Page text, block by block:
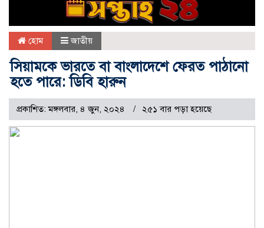
হোম জাতীয়
সিয়ামকে ভারতে বা বাংলাদেশে ফেরত পাঠানো
হতে পারে: ডিবি হারুন
প্রকাশিত: মঙ্গলবার, ৪ জুন, ২০২৪ ২৫১ বার পড়া হয়েছে